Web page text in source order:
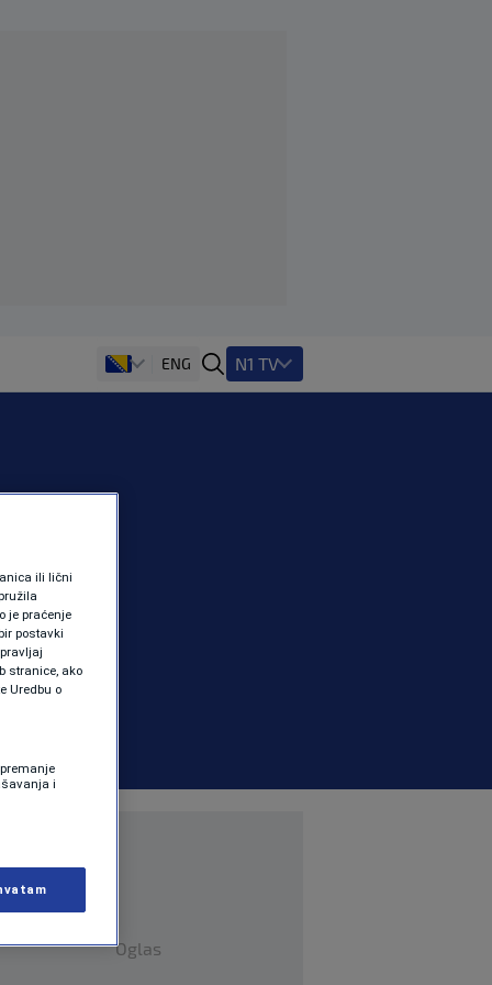
ENG N1 TV
Oglas
ili lični
je praćenje
postavki
stranice, ako
Uredbu o
i